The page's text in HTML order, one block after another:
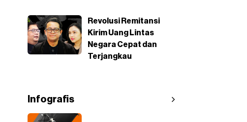
Revolusi Remitansi
Kirim Uang Lintas
Negara Cepat dan
Terjangkau
Infografis